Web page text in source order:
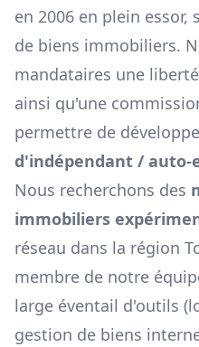
en 2006 en plein essor,
de biens immobiliers.
mandataires une
ainsi qu'une
permettre de
d'indépendant /
Nous recherchons des
immobiliers
réseau dans la région
membre de notre
large éventail d'outils
gestion de biens